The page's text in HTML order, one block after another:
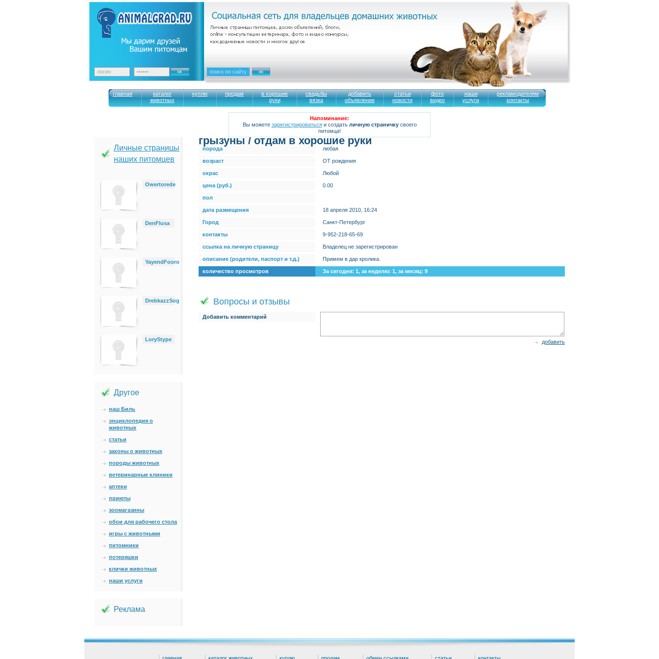
главная
каталог
животных
куплю продам
в хорошие
руки
свадьбы
вязка
добавить
объявление
статьи
новости
фото
видео
наши
услуги
рекламодателям
контакты
Напоминание:
Вы можете зарегистрироватьсяи создать личную страничкусвоего
питомца!
Личные страницы
наших питомцев
Owertorede
DenFlusa
YayendFooro
DrebkazzSog
LoryStype
Другое
наш Биль
энциклопедия о
животных
статьи
законы о животных
породы животных
ветеринарные клиники
аптеки
приюты
зоомагазины
обои для рабочего стола
игры с животными
питомники
потеряшки
клички животных
наши услуги
Реклама
грызуны / отдам в хорошие руки
порода любая
возраст ОТ рождения
окрас Любой
цена (руб.) 0.00
пол
дата размещения 18 апреля 2010, 16:24
Город Санкт-Петербург
контакты 9-952-218-65-69
ссылка на личную страницу Владелец не зарегистрирован
описание (родители, паспорт и т.д.) Примем в дар кролика.
количество просмотров За сегодня: 1, за неделю: 1, за месяц: 9
Вопросы и отзывы
Добавить комментарий
добавить